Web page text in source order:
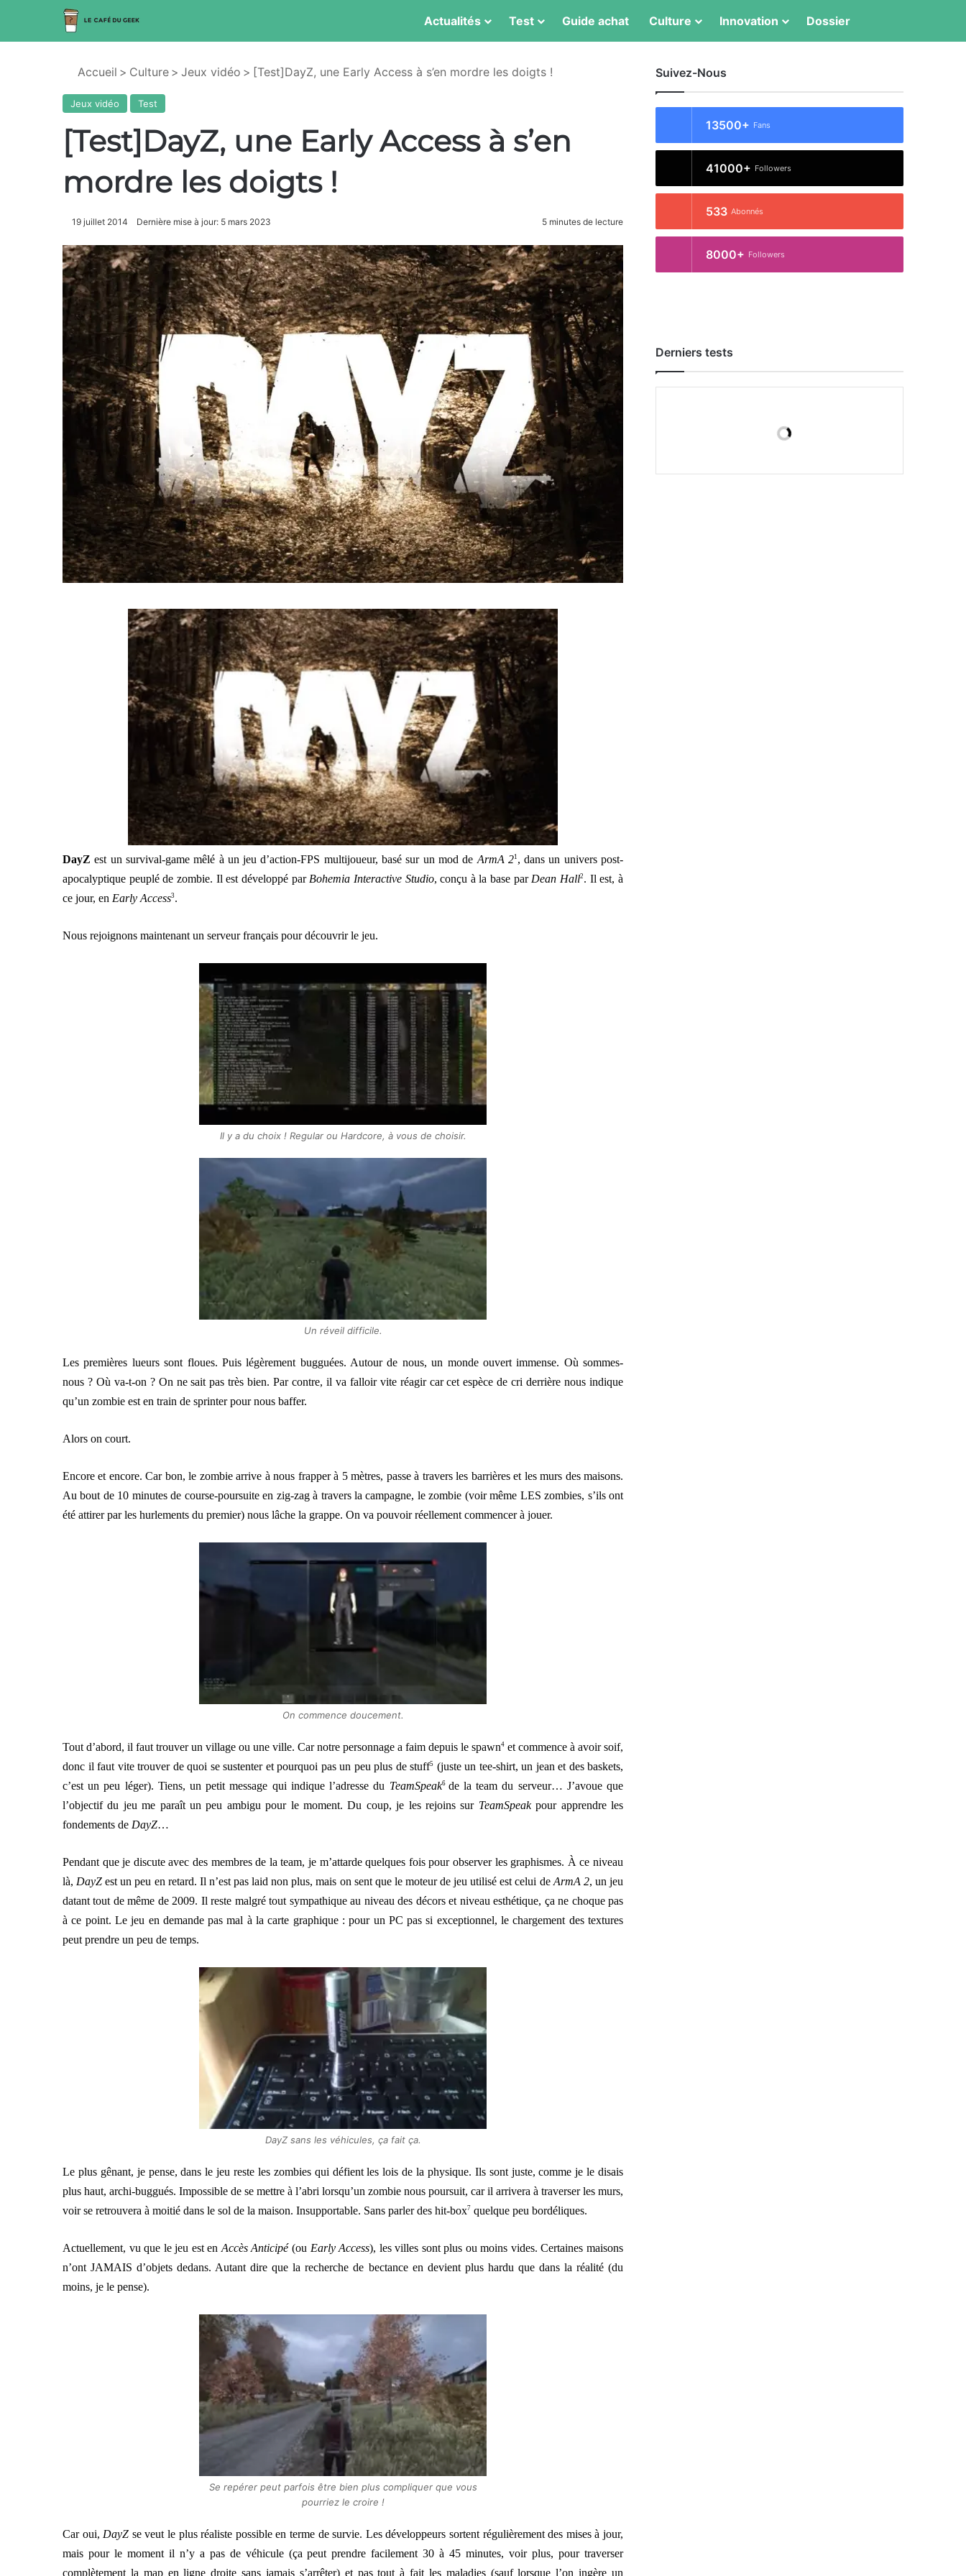
Actualités Test Guide achat Culture Innovation Dossier
Accueil > Culture > Jeux vidéo > [Test]DayZ, une Early Access à s’en mordre les doigts !
Jeux vidéo Test
[Test]DayZ, une Early Access à s’en
mordre les doigts !
19 juillet 2014 Dernière mise à jour: 5 mars 2023 5 minutes de lecture
DayZ est un survival-game mêlé à un jeu d’action-FPS multijoueur, basé sur un mod de ArmA 21 , dans un univers post-
apocalyptique peuplé de zombie. Il est développé par Bohemia Interactive Studio, conçu à la base par Dean Hall2 . Il est, à
ce jour, en Early Access3 .
Nous rejoignons maintenant un serveur français pour découvrir le jeu.
Il y a du choix ! Regular ou Hardcore, à vous de choisir.
Un réveil difficile.
Les premières lueurs sont floues. Puis légèrement bugguées. Autour de nous, un monde ouvert immense. Où sommes-
nous ? Où va-t-on ? On ne sait pas très bien. Par contre, il va falloir vite réagir car cet espèce de cri derrière nous indique
qu’un zombie est en train de sprinter pour nous baffer.
Alors on court.
Encore et encore. Car bon, le zombie arrive à nous frapper à 5 mètres, passe à travers les barrières et les murs des maisons.
Au bout de 10 minutes de course-poursuite en zig-zag à travers la campagne, le zombie (voir même LES zombies, s’ils ont
été attirer par les hurlements du premier) nous lâche la grappe. On va pouvoir réellement commencer à jouer.
On commence doucement.
Tout d’abord, il faut trouver un village ou une ville. Car notre personnage a faim depuis le spawn4 et commence à avoir soif,
donc il faut vite trouver de quoi se sustenter et pourquoi pas un peu plus de stuff5 (juste un tee-shirt, un jean et des baskets,
c’est un peu léger). Tiens, un petit message qui indique l’adresse du TeamSpeak6 de la team du serveur… J’avoue que
l’objectif du jeu me paraît un peu ambigu pour le moment. Du coup, je les rejoins sur TeamSpeakpour apprendre les
fondements de DayZ…
Pendant que je discute avec des membres de la team, je m’attarde quelques fois pour observer les graphismes. À ce niveau
là, DayZest un peu en retard. Il n’est pas laid non plus, mais on sent que le moteur de jeu utilisé est celui deArmA 2, un jeu
datant tout de même de 2009. Il reste malgré tout sympathique au niveau des décors et niveau esthétique, ça ne choque pas
à ce point. Le jeu en demande pas mal à la carte graphique : pour un PC pas si exceptionnel, le chargement des textures
peut prendre un peu de temps.
DayZ sans les véhicules, ça fait ça.
Le plus gênant, je pense, dans le jeu reste les zombies qui défient les lois de la physique. Ils sont juste, comme je le disais
plus haut, archi-buggués. Impossible de se mettre à l’abri lorsqu’un zombie nous poursuit, car il arrivera à traverser les murs,
voir se retrouvera à moitié dans le sol de la maison. Insupportable. Sans parler des hit-box7 quelque peu bordéliques.
Actuellement, vu que le jeu est en Accès Anticipé (ou Early Access), les villes sont plus ou moins vides. Certaines maisons
n’ont JAMAIS d’objets dedans. Autant dire que la recherche de bectance en devient plus hardu que dans la réalité (du
moins, je le pense).
Se repérer peut parfois être bien plus compliquer que vous
pourriez le croire !
Car oui,DayZ se veut le plus réaliste possible en terme de survie. Les développeurs sortent régulièrement des mises à jour,
mais pour le moment il n’y a pas de véhicule (ça peut prendre facilement 30 à 45 minutes, voir plus, pour traverser
complètement la map en ligne droite sans jamais s’arrêter) et pas tout à fait les maladies (sauf lorsque l’on ingère un
Suivez-Nous
13500+ Fans
41000+ Followers
533 Abonnés
8000+ Followers
Derniers tests